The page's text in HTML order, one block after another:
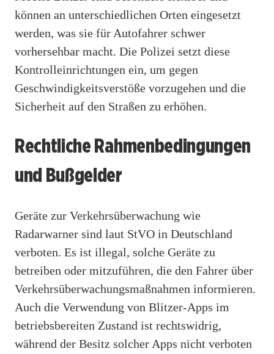
können an unterschiedlichen Orten eingesetzt
werden, was sie für Autofahrer schwer
vorhersehbar macht. Die Polizei setzt diese
Kontrolleinrichtungen ein, um gegen
Geschwindigkeitsverstöße vorzugehen und die
Sicherheit auf den Straßen zu erhöhen.
Rechtliche Rahmenbedingungen
und Bußgelder
Geräte zur Verkehrsüberwachung wie
Radarwarner sind laut StVO in Deutschland
verboten. Es ist illegal, solche Geräte zu
betreiben oder mitzuführen, die den Fahrer über
Verkehrsüberwachungsmaßnahmen informieren.
Auch die Verwendung von Blitzer-Apps im
betriebsbereiten Zustand ist rechtswidrig,
während der Besitz solcher Apps nicht verboten